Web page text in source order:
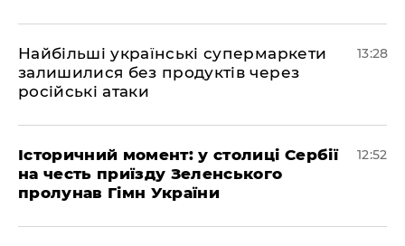
Найбільші українські супермаркети
залишилися без продуктів через
російські атаки
13:28
Історичний момент: у столиці Сербії
на честь приїзду Зеленського
пролунав Гімн України
12:52